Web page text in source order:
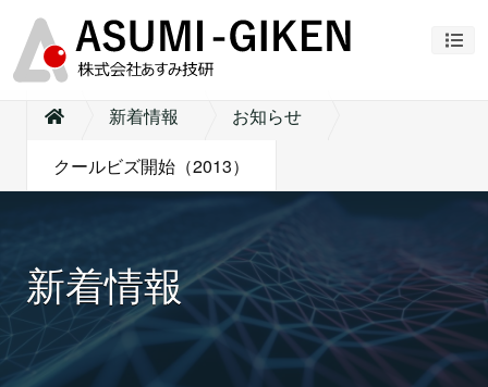
ナビ
新着情報
お知らせ
クールビズ開始（2013）
新着情報